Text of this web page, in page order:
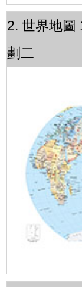
2. 世界地圖
劃二